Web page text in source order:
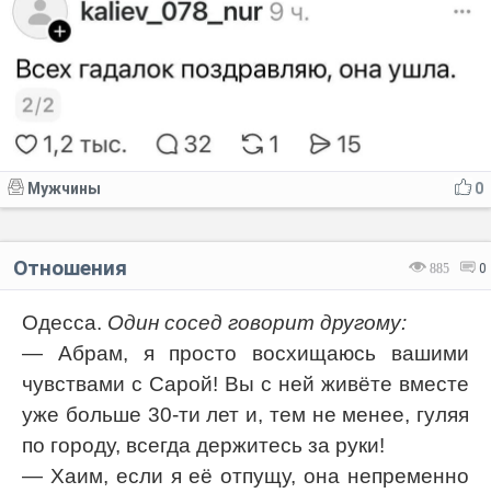
0
Мужчины
885 0
Отношения
Одесса. Один сосед говорит другому:
— Абрам, я просто восхищаюсь вашими
чувствами с Сарой! Вы с ней живёте вместе
уже больше 30-ти лет и, тем не менее, гуляя
по городу, всегда держитесь за руки!
— Хаим, если я её отпущу, она непременно